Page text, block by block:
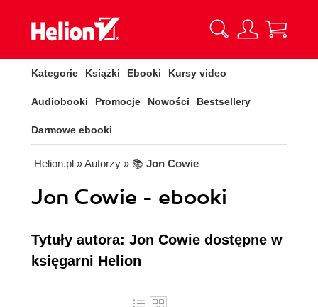
Kategorie Książki Ebooki Kursy video
Audiobooki Promocje Nowości Bestsellery
Darmowe ebooki
Helion.pl » Autorzy » 📚 Jon Cowie
Jon Cowie - ebooki
Tytuły autora: Jon Cowie dostępne w
księgarni Helion